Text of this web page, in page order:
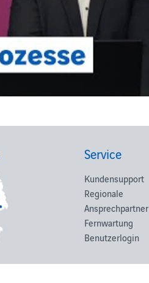
Service
Kundensupport
Regionale
Ansprechpartner
Fernwartung
Benutzerlogin